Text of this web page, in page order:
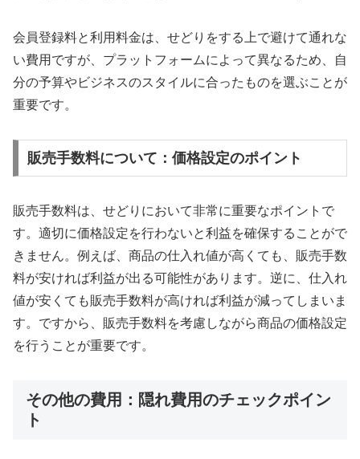
会員登録料と利用料金は、せどりをする上で避けて通れな
い費用ですが、プラットフォームによって異なるため、自
分の予算やビジネスのスタイルに合ったものを選ぶことが
重要です。
販売手数料について：価格設定のポイント
販売手数料は、せどりにおいて非常に重要なポイントで
す。適切に価格設定を行わないと利益を確保することがで
きません。例えば、商品の仕入れ値が高くても、販売手数
料が安ければ利益が出る可能性があります。逆に、仕入れ
値が安くても販売手数料が高ければ利益が減ってしまいま
す。ですから、販売手数料を考慮しながら商品の価格設定
を行うことが重要です。
その他の費用：隠れ費用のチェックポイン
ト